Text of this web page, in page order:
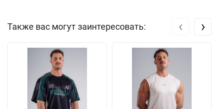
Также вас могут заинтересовать: ‹ ›